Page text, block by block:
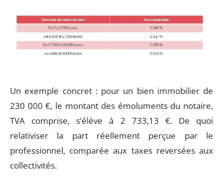
Un exemple concret : pour un bien immobilier de
230 000 €, le montant des émoluments du notaire,
TVA comprise, s’élève à 2 733,13 €. De quoi
relativiser la part réellement perçue par le
professionnel, comparée aux taxes reversées aux
collectivités.